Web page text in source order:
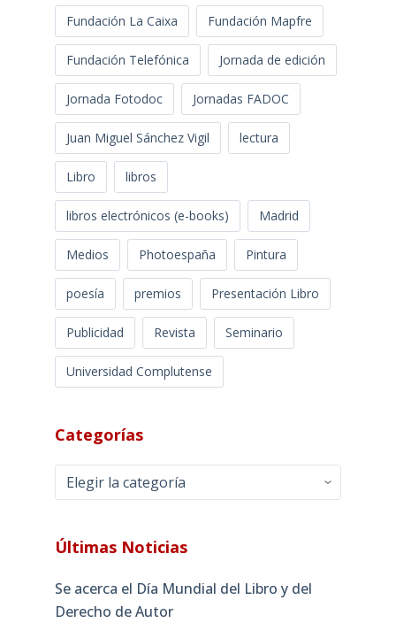
Fundación La Caixa Fundación Mapfre
Fundación Telefónica Jornada de edición
Jornada Fotodoc Jornadas FADOC
Juan Miguel Sánchez Vigil lectura
Libro libros
libros electrónicos (e-books) Madrid
Medios Photoespaña Pintura
poesía premios Presentación Libro
Publicidad Revista Seminario
Universidad Complutense
Categorías
Categorías
Últimas Noticias
Se acerca el Día Mundial del Libro y del
Derecho de Autor